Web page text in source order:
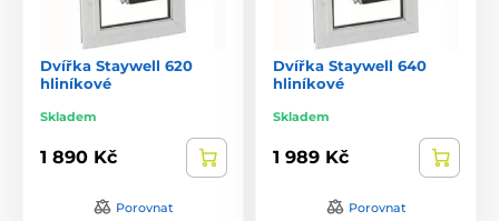
Dvířka Staywell 620
hliníkové
Skladem
1 890 Kč
Porovnat
Dvířka Staywell 640
hliníkové
Skladem
1 989 Kč
Porovnat